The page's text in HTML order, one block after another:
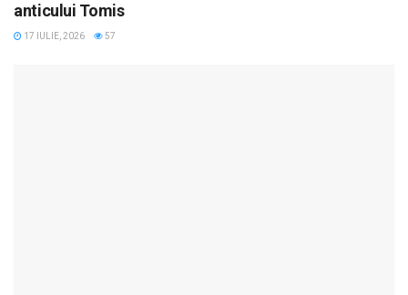
anticului Tomis
17 IULIE, 2026 57